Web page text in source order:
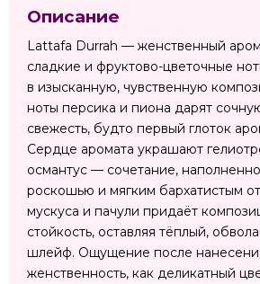
Описание
Lattafa Durrah — женственный
сладкие и фруктово-цветочные
в изысканную, чувственную
ноты персика и пиона дарят
свежесть, будто первый глоток
Сердце аромата украшают
османтус — сочетание,
роскошью и мягким бархатистым
мускуса и пачули придаёт
стойкость, оставляя тёплый,
шлейф. Ощущение после
женственность, как деликатный